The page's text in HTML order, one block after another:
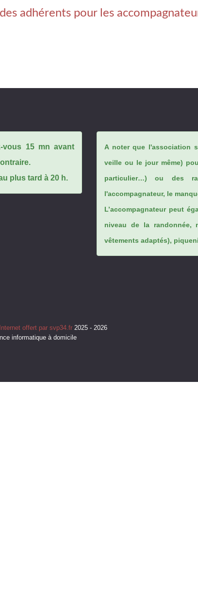
adhérents pour les
vous 15 mn avant
plus tard à 20 h.
A noter que l'association
veille ou le jour même)
particulier…) ou des
l'accompagnateur, le
L’accompagnateur peut
niveau de la randonnée,
vêtements adaptés),
offert par svp34.fr 2025 - 2026
informatique à domicile